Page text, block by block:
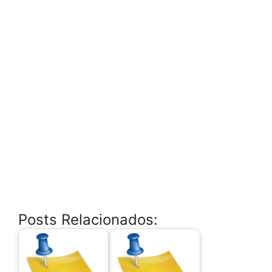
Posts Relacionados: